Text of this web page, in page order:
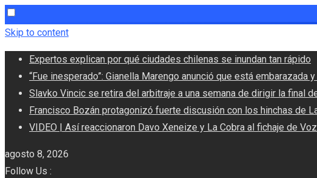
Skip to content
Expertos explican por qué ciudades chilenas se inundan tan rápido
“Fue inesperado”: Gianella Marengo anunció que está
Slavko Vincic se retira del arbitraje a una semana de dirigir la final
Francisco Bozán protagonizó fuerte discusión con los hinchas de
VIDEO | Así reaccionaron Davo Xeneize y La Cobra al fichaje de
agosto 8, 2026
Follow Us :